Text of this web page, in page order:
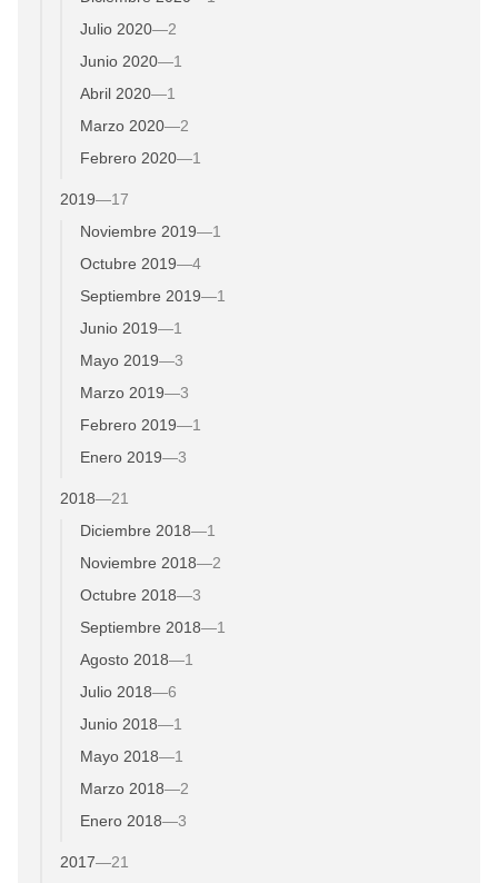
Julio 2020—2
Junio 2020—1
Abril 2020—1
Marzo 2020—2
Febrero 2020—1
2019—17
Noviembre 2019—1
Octubre 2019—4
Septiembre 2019—1
Junio 2019—1
Mayo 2019—3
Marzo 2019—3
Febrero 2019—1
Enero 2019—3
2018—21
Diciembre 2018—1
Noviembre 2018—2
Octubre 2018—3
Septiembre 2018—1
Agosto 2018—1
Julio 2018—6
Junio 2018—1
Mayo 2018—1
Marzo 2018—2
Enero 2018—3
2017—21